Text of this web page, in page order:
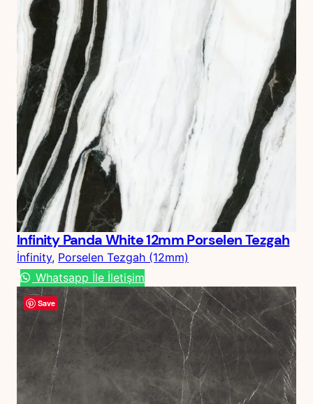
Infinity Panda White 12mm Porselen Tezgah
İnfinity, Porselen Tezgah (12mm)
Whatsapp İle İletişim
Save